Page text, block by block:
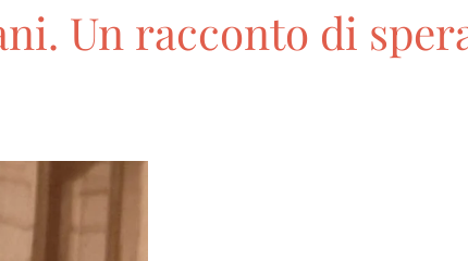
Un racconto di